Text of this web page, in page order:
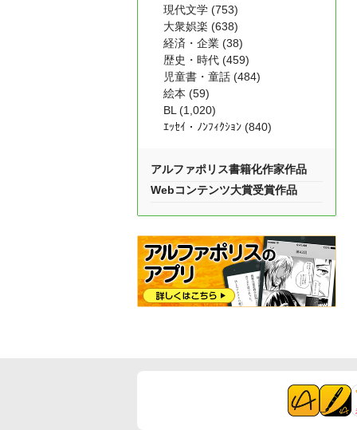
現代文学 (753)
大衆娯楽 (638)
経済・企業 (38)
歴史・時代 (459)
児童書・童話 (484)
絵本 (59)
BL (1,020)
ｴｯｾｲ・ﾉﾝﾌｨｸｼｮﾝ (840)
アルファポリス書籍化作家作品
Webコンテンツ大賞受賞作品